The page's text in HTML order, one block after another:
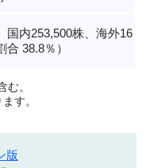
国内253,500株、海外16
38.8％）
む。
す。
版